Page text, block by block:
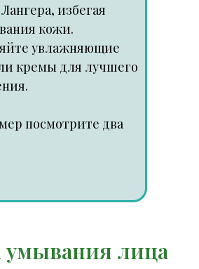
избегая
кожи.
увлажняющие
кремы для лучшего
посмотрите два
умывания лица